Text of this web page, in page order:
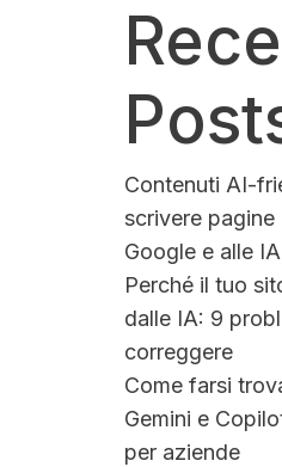
Contenuti AI-
scrivere
Google e alle IA
Perché il tuo
dalle IA: 9
correggere
Come farsi
Gemini e
per aziende